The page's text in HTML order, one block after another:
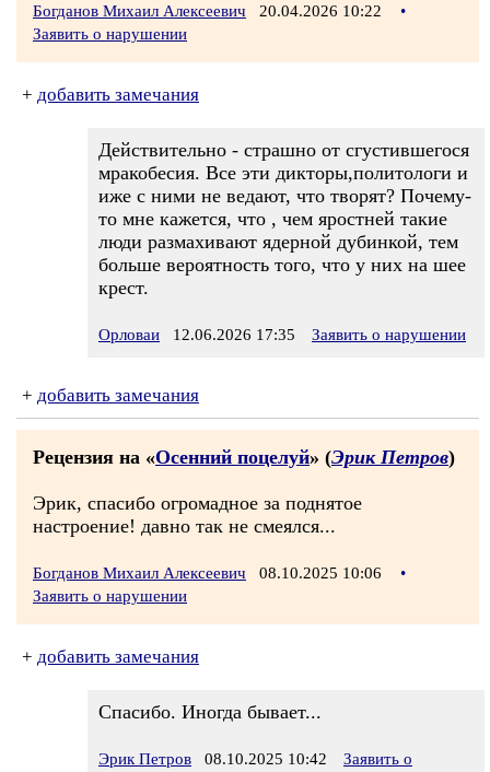
Богданов Михаил Алексеевич 20.04.2026 10:22
•
Заявить о нарушении
+ добавить замечания
Действительно - страшно от сгустившегося
мракобесия. Все эти дикторы,политологи и
иже с ними не ведают, что творят? Почему-
то мне кажется, что , чем яростней такие
люди размахивают ядерной дубинкой, тем
больше вероятность того, что у них на шее
крест.
Орловаи 12.06.2026 17:35 Заявить о нарушении
+ добавить замечания
Рецензия на «Осенний поцелуй» (Эрик Петров)
Эрик, спасибо огромадное за поднятое
настроение! давно так не смеялся...
Богданов Михаил Алексеевич 08.10.2025 10:06
•
Заявить о нарушении
+ добавить замечания
Спасибо. Иногда бывает...
Эрик Петров 08.10.2025 10:42
Заявить о